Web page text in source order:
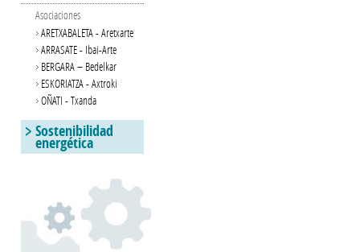
Asociaciones
ARETXABALETA - Aretxarte
ARRASATE - Ibai-Arte
BERGARA – Bedelkar
ESKORIATZA - Axtroki
OÑATI - Txanda
Sostenibilidad
energética